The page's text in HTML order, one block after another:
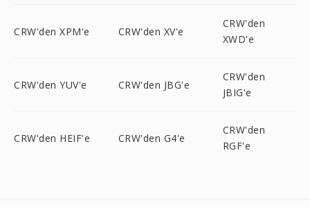
CRW'den XPM'e CRW'den XV'e
CRW'den
XWD'e
CRW'den YUV'e CRW'den JBG'e
CRW'den
JBIG'e
CRW'den HEIF'e CRW'den G4'e
CRW'den
RGF'e